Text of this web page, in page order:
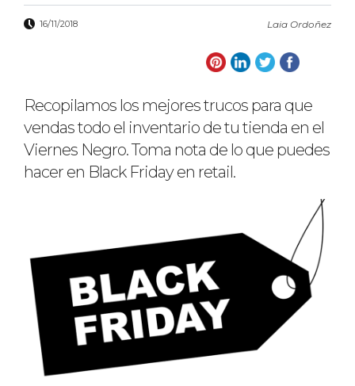
Laia Ordoñez
16/11/2018
Recopilamos los mejores trucos para que
vendas todo el inventario de tu tienda en el
Viernes Negro. Toma nota de lo que puedes
hacer en Black Friday en retail.